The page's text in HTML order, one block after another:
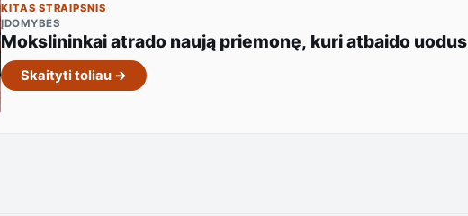
KITAS STRAIPSNIS
ĮDOMYBĖS
Mokslininkai atrado naują priemonę, kuri atbaido uodus
Skaityti toliau →